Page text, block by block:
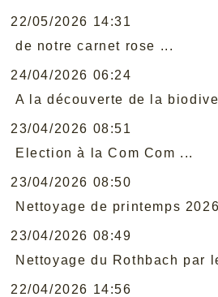
22/05/2026 14:31
de notre carnet rose ...
24/04/2026 06:24
A la découverte de la
23/04/2026 08:51
Election à la Com Com ...
23/04/2026 08:50
Nettoyage de printemps
23/04/2026 08:49
Nettoyage du Rothbach par
22/04/2026 14:56